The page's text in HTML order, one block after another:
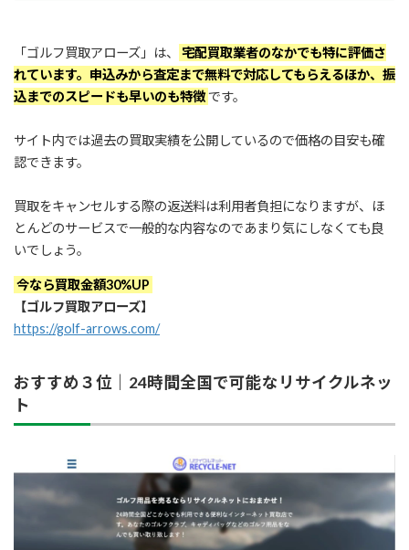
「ゴルフ買取アローズ」は、
宅配買取業者のなかでも特に評価さ
れています。申込みから査定まで無料で対応してもらえるほか、振
込までのスピードも早いのも特徴です。
サイト内では過去の買取実績を公開しているので価格の目安も確
認できます。
買取をキャンセルする際の返送料は利用者負担になりますが、ほ
とんどのサービスで一般的な内容なのであまり気にしなくても良
いでしょう。
今なら買取金額30%UP
【ゴルフ買取アローズ】
https://golf-arrows.com/
おすすめ３位｜24時間全国で可能なリサイクルネッ
ト